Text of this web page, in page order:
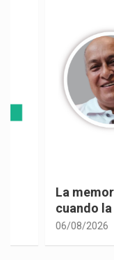
La memoria
cuando la
06/08/2026